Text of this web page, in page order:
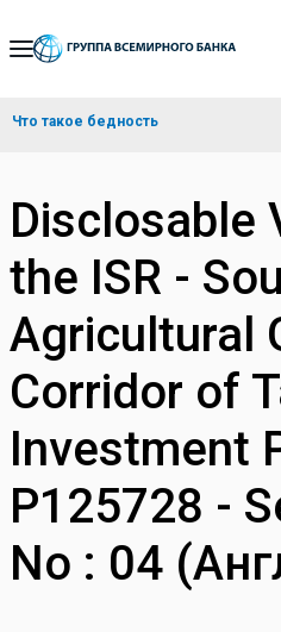
Skip
Navigation
Что такое бедность
Disclosable
the ISR -
Agricultural
Corridor of
Investment
P125728 -
No : 04